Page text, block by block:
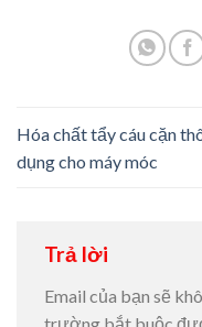
Hóa chất tẩy cáu cặn
dụng cho máy móc
Trả lời
Email của bạn sẽ
trường bắt buộc